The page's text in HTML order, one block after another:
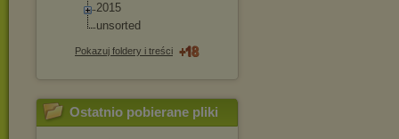
2015
unsorted
Pokazuj foldery i treści
Ostatnio pobierane pliki